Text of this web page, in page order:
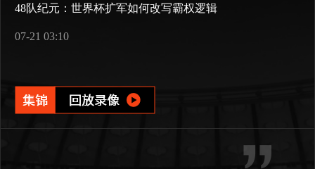
48队纪元：世界杯扩军如何改写霸权逻辑
07-21 03:10